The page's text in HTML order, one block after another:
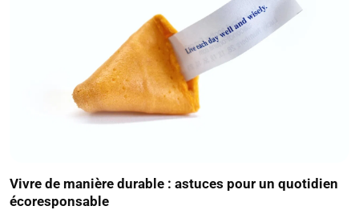
Vivre de manière durable : astuces pour un quotidien
écoresponsable